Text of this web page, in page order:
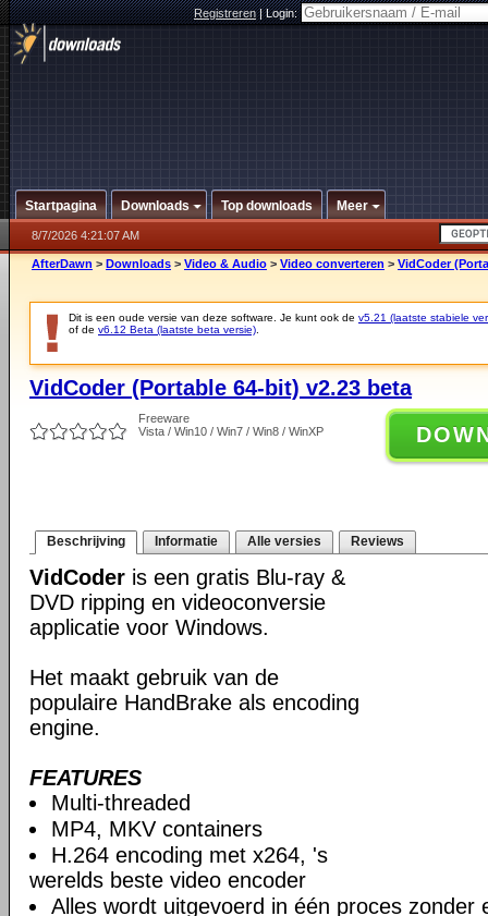
Registreren|Login:
Startpagina Downloads Top downloads Meer
8/7/2026 4:21:07 AM
AfterDawn > Downloads > Video & Audio > Video converteren > VidCoder
Dit is een oude versie van deze software. Je kunt ook de v5.21 (laatste stabiele
of de v6.12 Beta (laatste beta versie)
VidCoder (Portable 64-bit) v2.23 beta
Freeware
Vista / Win10 / Win7 / Win8 / WinXP
Beschrijving Informatie Alle versies Reviews
VidCoder is een gratis Blu-ray &
DVD ripping en videoconversie
applicatie voor Windows.
Het maakt gebruik van de
populaire HandBrake als encoding
engine.
FEATURES
Multi-threaded
MP4, MKV containers
H.264 encoding met x264, 's
werelds beste video encoder
Alles wordt uitgevoerd in één proces zonder